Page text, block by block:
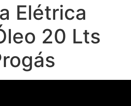
Elétrica
20 Lts